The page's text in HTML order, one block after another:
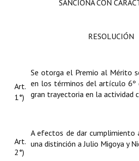
SANCIONA CON
RESOLUCIÓN
Art.
1°)
Se otorga el Premio al Mérito
en los términos del artículo 6º
gran trayectoria en la actividad
Art.
2°)
A efectos de dar cumplimiento
una distinción a Julio Migoya y